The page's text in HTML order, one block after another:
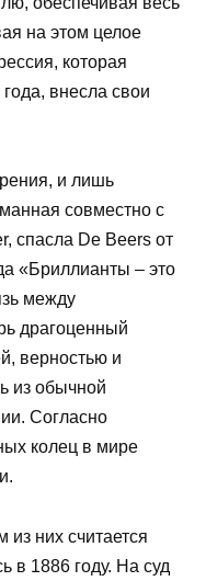
на этом целое
которая
внесла свои
и лишь
совместно с
спасла De Beers от
«Бриллианты – это
между
драгоценный
верностью и
из обычной
Согласно
колец в мире
них считается
в 1886 году. На суд